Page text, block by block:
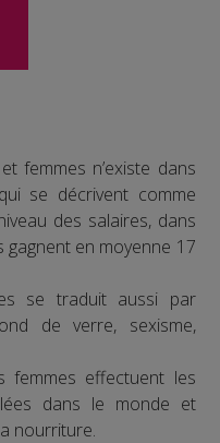
femmes n’existe dans
se décrivent comme
des salaires, dans
gagnent en moyenne 17
se traduit aussi par
de verre, sexisme,
femmes effectuent les
dans le monde et
nourriture.